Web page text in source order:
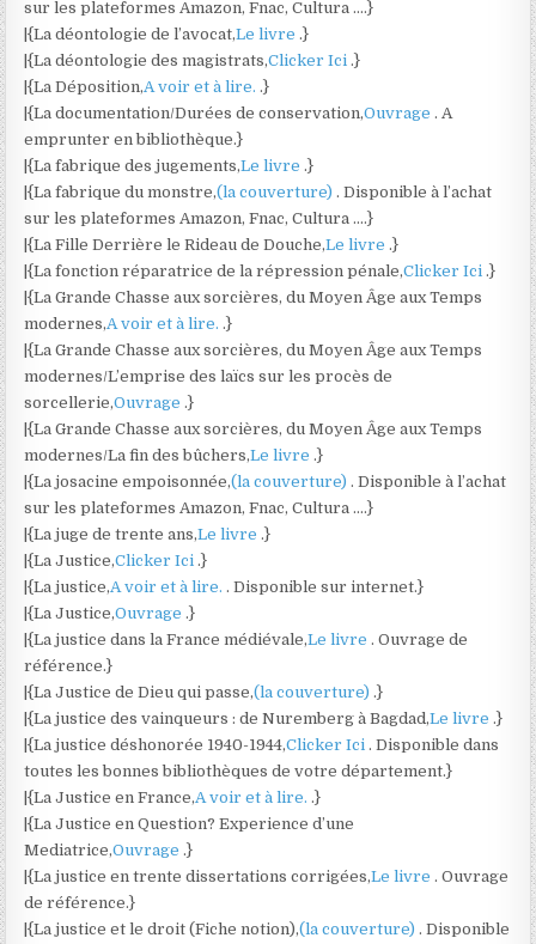
sur les plateformes Amazon, Fnac, Cultura ….}
|{La déontologie de l’avocat,Le livre .}
|{La déontologie des magistrats,Clicker Ici .}
|{La Déposition,A voir et à lire. .}
|{La documentation/Durées de conservation,Ouvrage . A
emprunter en bibliothèque.}
|{La fabrique des jugements,Le livre .}
|{La fabrique du monstre,(la couverture) . Disponible à l’achat
sur les plateformes Amazon, Fnac, Cultura ….}
|{La Fille Derrière le Rideau de Douche,Le livre .}
|{La fonction réparatrice de la répression pénale,Clicker Ici .}
|{La Grande Chasse aux sorcières, du Moyen Âge aux Temps
modernes,A voir et à lire. .}
|{La Grande Chasse aux sorcières, du Moyen Âge aux Temps
modernes/L’emprise des laïcs sur les procès de
sorcellerie,Ouvrage .}
|{La Grande Chasse aux sorcières, du Moyen Âge aux Temps
modernes/La fin des bûchers,Le livre .}
|{La josacine empoisonnée,(la couverture) . Disponible à l’achat
sur les plateformes Amazon, Fnac, Cultura ….}
|{La juge de trente ans,Le livre .}
|{La Justice,Clicker Ici .}
|{La justice,A voir et à lire. . Disponible sur internet.}
|{La Justice,Ouvrage .}
|{La justice dans la France médiévale,Le livre . Ouvrage de
référence.}
|{La Justice de Dieu qui passe,(la couverture) .}
|{La justice des vainqueurs : de Nuremberg à Bagdad,Le livre .}
|{La justice déshonorée 1940-1944,Clicker Ici . Disponible dans
toutes les bonnes bibliothèques de votre département.}
|{La Justice en France,A voir et à lire. .}
|{La Justice en Question? Experience d’une
Mediatrice,Ouvrage .}
|{La justice en trente dissertations corrigées,Le livre . Ouvrage
de référence.}
|{La justice et le droit (Fiche notion),(la couverture) . Disponible